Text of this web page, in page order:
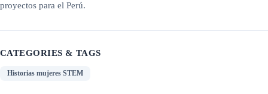
proyectos para el Perú.
CATEGORIES & TAGS
Historias mujeres STEM